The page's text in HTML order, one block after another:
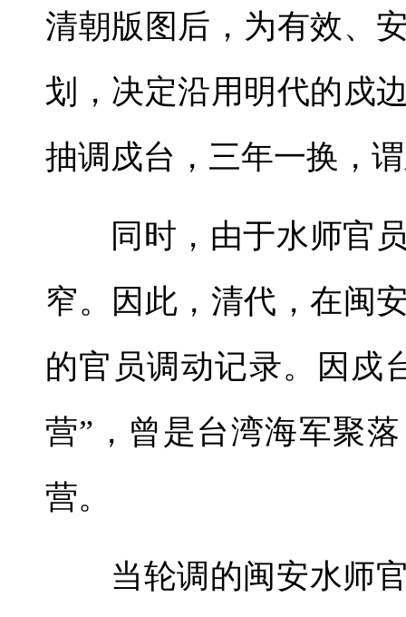
清朝版图后，为有效、
划，决定沿用明代的戍
抽调戍台，三年一换，
同时，由于水师官
窄。因此，清代，在闽
的官员调动记录。因戍
营”，曾是台湾海军聚
营。
当轮调的闽安水师